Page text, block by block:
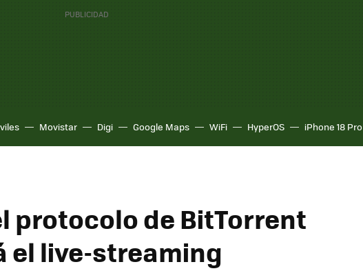
Movistar Digi Google Maps WiFi HyperOS iPhone 18 Pro
protocolo de BitTorrent
el live-streaming